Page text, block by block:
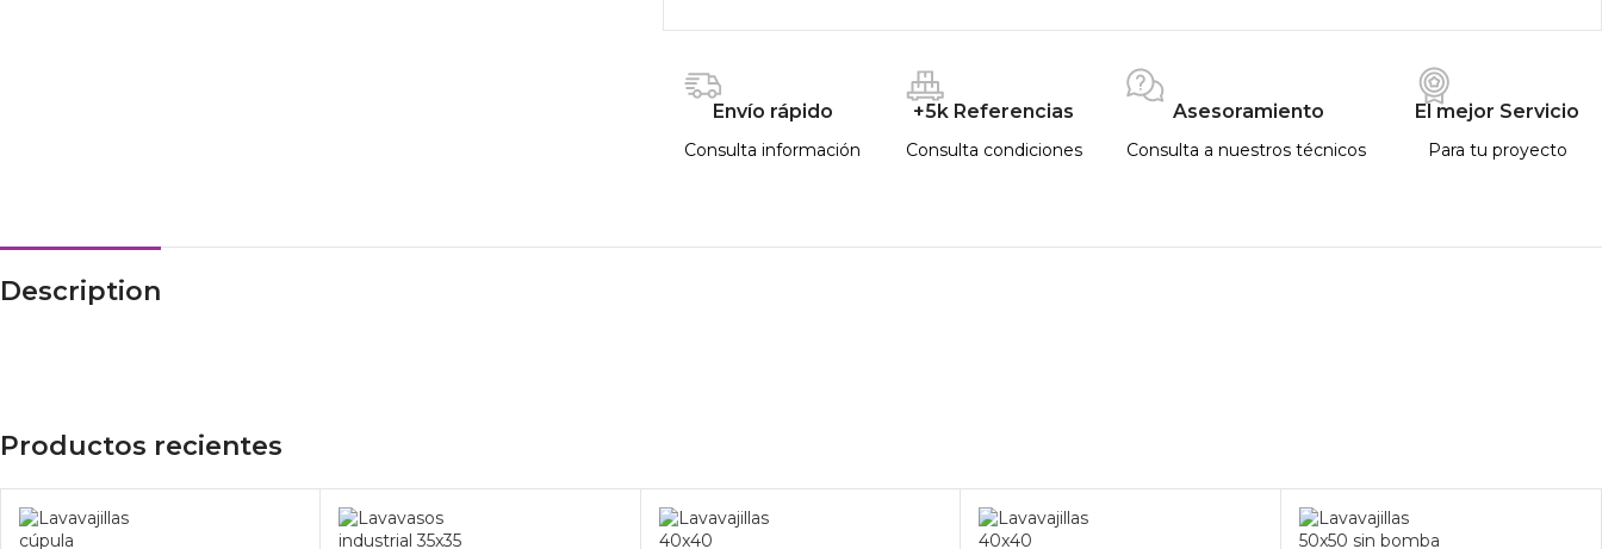
Envío rápido
Consulta información
+5k Referencias
Consulta condiciones
Asesoramiento
Consulta a nuestros técnicos
El mejor Servicio
Para tu proyecto
Description
Productos recientes